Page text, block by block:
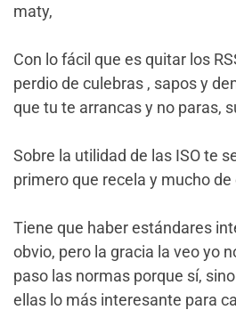
maty,
Con lo fácil que es quitar los
perdio de culebras , sapos y
que tu te arrancas y no paras,
Sobre la utilidad de las ISO te
primero que recela y mucho de
Tiene que haber estándares
obvio, pero la gracia la veo yo
paso las normas porque sí,
ellas lo más interesante para